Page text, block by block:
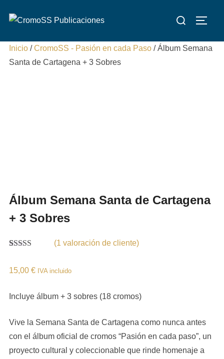
Buscar:
Inicio/CromoSS - Pasión en cada Paso/ Álbum Semana
Santa de Cartagena + 3 Sobres
Álbum Semana Santa de Cartagena
+ 3 Sobres
base a
(1 valoración de cliente)
15,00 € IVA incluido
Incluye álbum + 3 sobres (18 cromos)
Vive la Semana Santa de Cartagena como nunca antes
con el álbum oficial de cromos “Pasión en cada paso”, un
proyecto cultural y coleccionable que rinde homenaje a